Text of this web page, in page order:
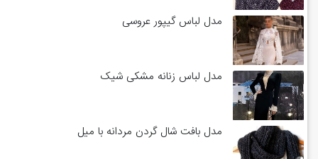
مدل لباس گیپور عروسی
مدل لباس زنانه مشکی شیک
مدل بافت شال گردن مردانه با میل